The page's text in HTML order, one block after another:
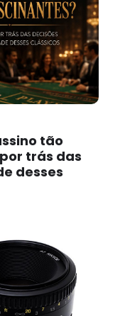
tão
trás das
desses